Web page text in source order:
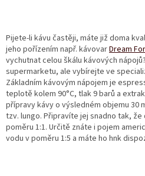
Pijete-li kávu častěji, máte již doma
jeho pořízením např. kávovarDream
vychutnat celou škálu kávových
supermarketu, ale vybírejte ve
Základním kávovým nápojem je
teplotě kolem 90°C, tlak 9 barů a
přípravy kávy o výsledném objemu 30
tzv. lungo. Připravíte jej snadno tak,
poměru 1:1. Určitě znáte i pojem
vodu v poměru 1:5 a máte ho hnk